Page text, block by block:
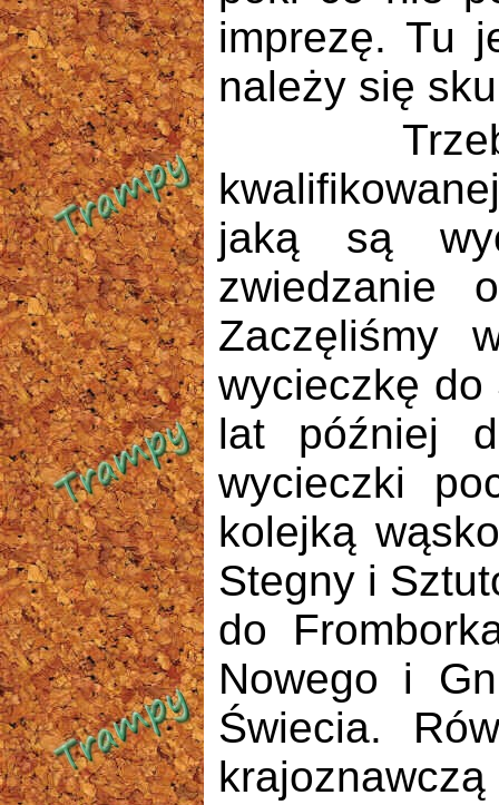
imprezę. Tu
należy się
Trzeba
jaką są
zwiedzanie
Zaczęliśmy
wycieczkę do
lat później
wycieczki
kolejką
Stegny i
do
Nowego i
Świecia.